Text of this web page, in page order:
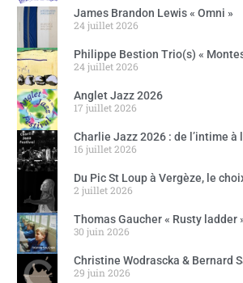
James Brandon Lewis « Omni »
24 juillet 2026
Philippe Bestion Trio(s) «
24 juillet 2026
Anglet Jazz 2026
17 juillet 2026
Charlie Jazz 2026 : de l’intime à
16 juillet 2026
Du Pic St Loup à Vergèze, le
2 juillet 2026
Thomas Gaucher « Rusty ladder
30 juin 2026
Christine Wodrascka & Bernard
29 juin 2026